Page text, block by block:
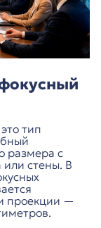
тип
размера с
или стены. В
проекции —